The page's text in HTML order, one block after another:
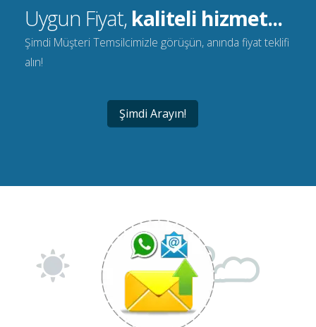
Uygun Fiyat, kaliteli hizmet...
Şimdi Müşteri Temsilcimizle görüşün, anında fiyat teklifi
alın!
Şimdi Arayın!